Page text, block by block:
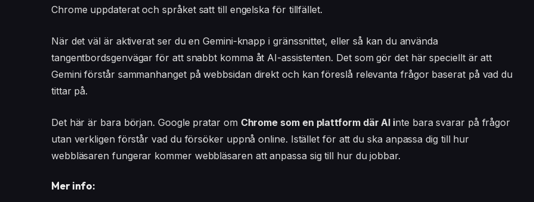
Chrome uppdaterat och språket satt till engelska för tillfället.
När det väl är aktiverat ser du en Gemini-knapp i gränssnittet, eller så kan du använda
tangentbordsgenvägar för att snabbt komma åt AI-assistenten. Det som gör det här speciellt är att
Gemini förstår sammanhanget på webbsidan direkt och kan föreslå relevanta frågor baserat på vad du
tittar på.
Det här är bara början. Google pratar om Chrome som en plattform där AI inte bara svarar på frågor
utan verkligen förstår vad du försöker uppnå online. Istället för att du ska anpassa dig till hur
webbläsaren fungerar kommer webbläsaren att anpassa sig till hur du jobbar.
Mer info: